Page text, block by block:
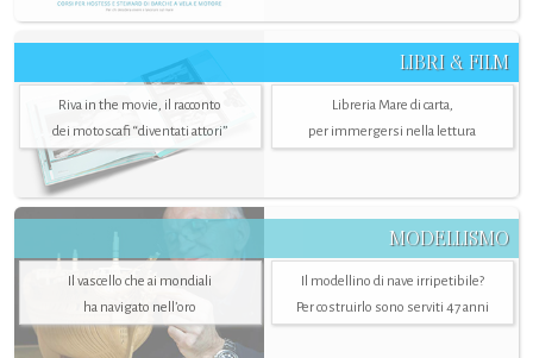
LIBRI & FILM
Riva in the movie, il racconto
dei motoscafi “diventati attori”
Libreria Mare di carta,
per immergersi nella lettura
MODELLISMO
Il vascello che ai mondiali
ha navigato nell’oro
Il modellino di nave irripetibile?
Per costruirlo sono serviti 47 anni